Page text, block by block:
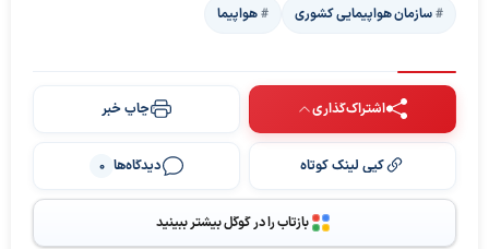
سازمان هواپیمایی کشوری هواپیما
اشتراک‌گذاری چاپ خبر
کپی لینک کوتاه دیدگاه‌ها 0
بازتاب را در گوگل بیشتر ببینید